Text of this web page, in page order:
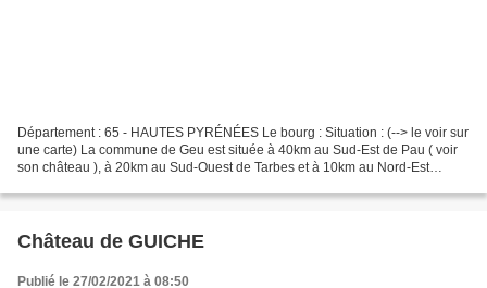
Département : 65 - HAUTES PYRÉNÉES Le bourg : Situation : (--> le voir sur
une carte) La commune de Geu est située à 40km au Sud-Est de Pau ( voir
son château ), à 20km au Sud-Ouest de Tarbes et à 10km au Nord-Est
Château de GUICHE
Publié le 27/02/2021 à 08:50